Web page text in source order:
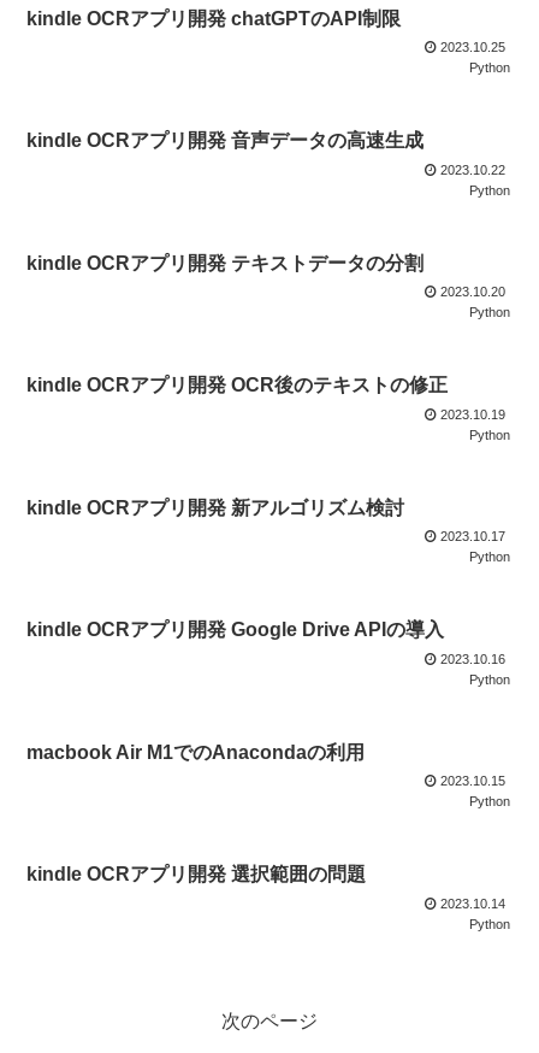
kindle OCRアプリ開発 chatGPTのAPI制限
2023.10.25
Python
kindle OCRアプリ開発 音声データの高速生成
2023.10.22
Python
kindle OCRアプリ開発 テキストデータの分割
2023.10.20
Python
kindle OCRアプリ開発 OCR後のテキストの修正
2023.10.19
Python
kindle OCRアプリ開発 新アルゴリズム検討
2023.10.17
Python
kindle OCRアプリ開発 Google Drive APIの導入
2023.10.16
Python
macbook Air M1でのAnacondaの利用
2023.10.15
Python
kindle OCRアプリ開発 選択範囲の問題
2023.10.14
Python
次のページ